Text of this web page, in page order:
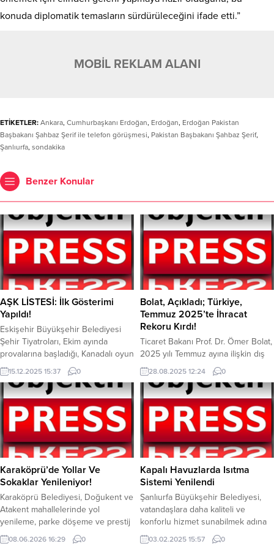
konuda diplomatik temasların sürdürüleceğini ifade etti.”
MOBİL REKLAM ALANI
ETİKETLER: Ankara, Cumhurbaşkanı Erdoğan, Erdoğan, Erdoğan Pakistan
Başbakanı Şahbaz Şerif ile telefon görüşmesi, Pakistan Başbakanı Şahbaz Şerif,
Şanlıurfa, sondakika
Benzer Konular
AŞK LİSTESİ: İlk Gösterimi
Yapıldı!
Eskişehir Büyükşehir Belediyesi
Şehir Tiyatroları, Ekim ayında
provalarına başladığı, Kanadalı oyun
yazarı Norm Foster’ın “Aşk Listesi ”
adlı oyununun ilk gösterimini
gerçekleştirdi. Geçtiğimiz hafta
sonu Şehir Tiyatroları Genco Erkal
Sahnesi’nde prömiyeri
gerçekleştirilen Eylül Aktürk’ün
Türkçemize kazandırdığı ve
yönetmenliğini Şehir Tiyatroları’nın
sevilen oyuncusu Ercüment
Yılmaz’ın üstlendiği “Aşk Listesi”
adlı eğlenceli oyun...
15.12.2025 15:37 0
Bolat, Açıkladı; Türkiye,
Temmuz 2025’te İhracat
Rekoru Kırdı!
Ticaret Bakanı Prof. Dr. Ömer Bolat,
2025 yılı Temmuz ayına ilişkin dış
ticaret verilerini sosyal medya
hesabından paylaşarak, Türkiye’nin
ihracatında tarihi bir rekor kırdığını
açıkladı. Bolat’ın açıklamasına göre,
Temmuz 2025’te ihracat,
Cumhuriyet tarihinin en yüksek
aylık rakamına ulaşarak 24,9 milyar
dolar olarak gerçekleşti.
Yıllıklandırılmış ihracat ise tüm
zamanların en yüksek...
28.08.2025 12:24 0
Karaköprü’de Yollar Ve
Sokaklar Yenileniyor!
Karaköprü Belediyesi, Doğukent ve
Atakent mahallelerinde yol
yenileme, parke döşeme ve prestij
sokak çalışmalarını sürdürüyor.
Karaköprü Belediyesi Fen İşleri
08.06.2026 16:29 0
Kapalı Havuzlarda Isıtma
Sistemi Yenilendi
Şanlıurfa Büyükşehir Belediyesi,
vatandaşlara daha kaliteli ve
konforlu hizmet sunabilmek adına
kapalı yüzme havuzlarında ısıtma
sistemlerini yeniledi. Gençlik ve
03.02.2025 15:57 0